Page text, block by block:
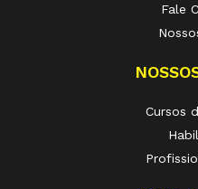
Fale
Cursos